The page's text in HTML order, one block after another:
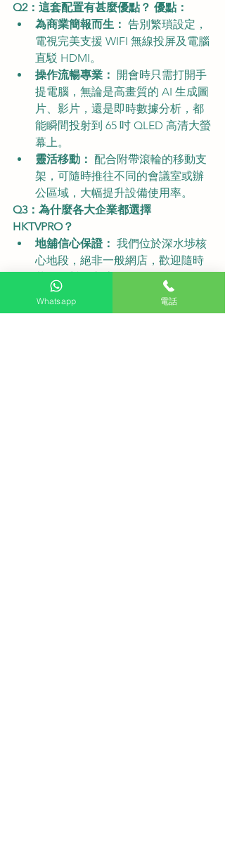
Q2：這套配置有甚麼優點？ 優點：
為商業簡報而生： 告別繁瑣設定，
電視完美支援 WIFI 無線投屏及電腦
直駁 HDMI。
操作流暢專業：
開會時只需打開手
提電腦，無論是高畫質的 AI 生成圖
片、影片，還是即時數據分析，都
能瞬間投射到 65 吋 QLED 高清大螢
幕上。
靈活移動： 配合附帶滾輪的移動支
架，可隨時推往不同的會議室或辦
公區域，大幅提升設備使用率。
Q3：為什麼各大企業都選擇
HKTVPRO？
地舖信心保證： 我們位於深水埗核
心地段，絕非一般網店，歡迎隨時
落嚟面對面交流。
即場驗機：
實體店任你睇、任你
試，親身測試投屏及畫面效果，確
Whatsapp 電話